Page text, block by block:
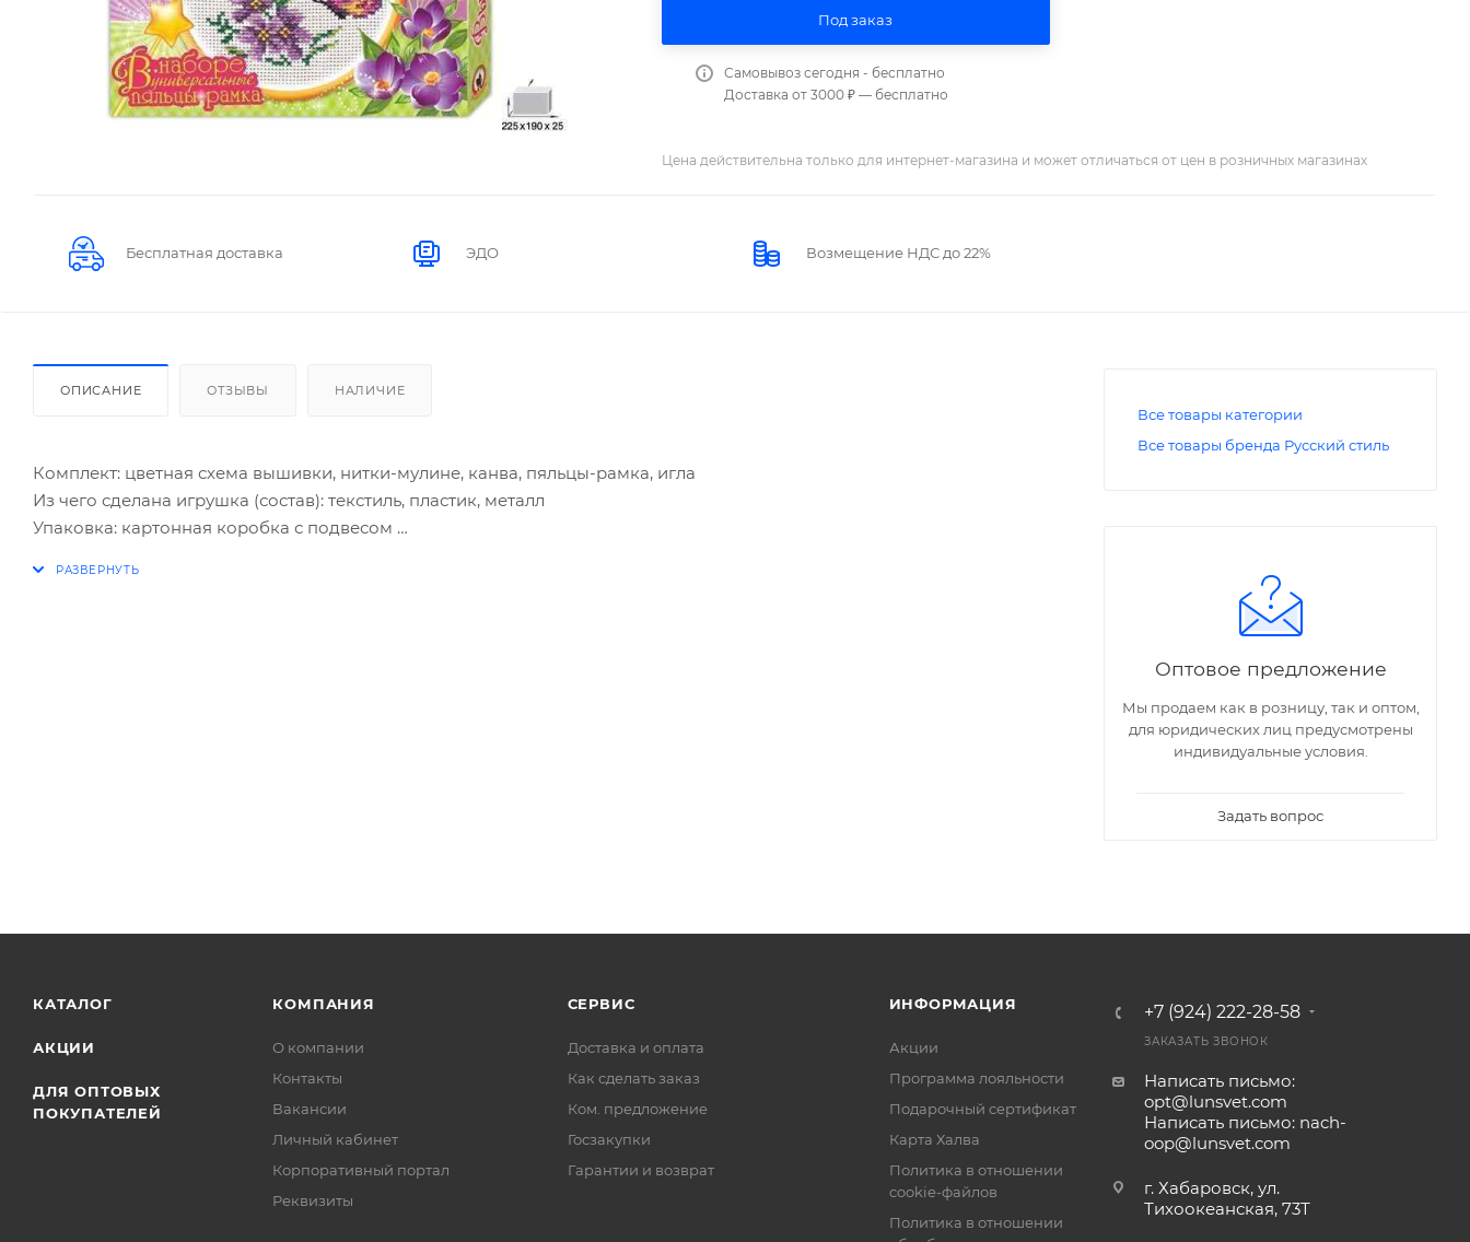
Под заказ
Самовывоз сегодня - бесплатно
Доставка от 3000 ₽ — бесплатно
Цена действительна только для интернет-магазина и может отличаться от цен в розничных магазинах
Бесплатная доставка ЭДО Возмещение НДС до 22%
ОПИСАНИЕ ОТЗЫВЫ НАЛИЧИЕ
Комплект: цветная схема вышивки, нитки-мулине, канва, пяльцы-рамка, игла
Из чего сделана игрушка (состав): текстиль, пластик, металл
Упаковка: картонная коробка с подвесом
Все товары категории
Все товары бренда Русский стиль
Оптовое предложение
Мы продаем как в розницу, так и оптом,
для юридических лиц предусмотрены
индивидуальные условия.
Задать вопрос
КАТАЛОГ
АКЦИИ
ДЛЯ ОПТОВЫХ
ПОКУПАТЕЛЕЙ
КОМПАНИЯ
О компании
Контакты
Вакансии
Личный кабинет
Корпоративный портал
Реквизиты
СЕРВИС
Доставка и оплата
Как сделать заказ
Ком. предложение
Госзакупки
Гарантии и возврат
ИНФОРМАЦИЯ
Акции
Программа лояльности
Подарочный сертификат
Карта Халва
Политика в отношении
cookie-файлов
Политика в отношении
+7 (924) 222-28-58
ЗАКАЗАТЬ ЗВОНОК
Написать письмо:
opt@lunsvet.com
Написать письмо: nach-
oop@lunsvet.com
г. Хабаровск, ул.
Тихоокеанская, 73Т